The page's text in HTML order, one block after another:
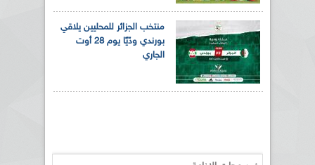
منتخب الجزائر للمحليين يلاقي
بورندي ودّيًا يوم 28 أوت
الجاري